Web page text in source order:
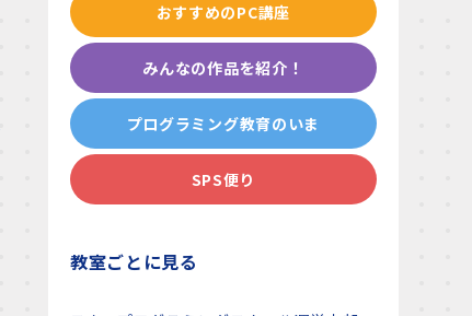
おすすめのPC講座
みんなの作品を紹介！
プログラミング教育のいま
SPS便り
教室ごとに見る